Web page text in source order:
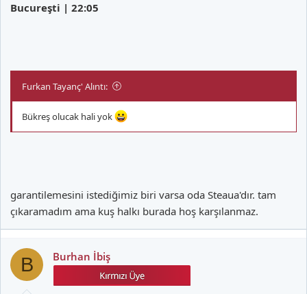
Bucureşti | 22:05
Furkan Tayanç' Alıntı:
Bükreş olucak hali yok
garantilemesini istediğimiz biri varsa oda Steaua'dır. tam
çıkaramadım ama kuş halkı burada hoş karşılanmaz.
B Burhan İbiş